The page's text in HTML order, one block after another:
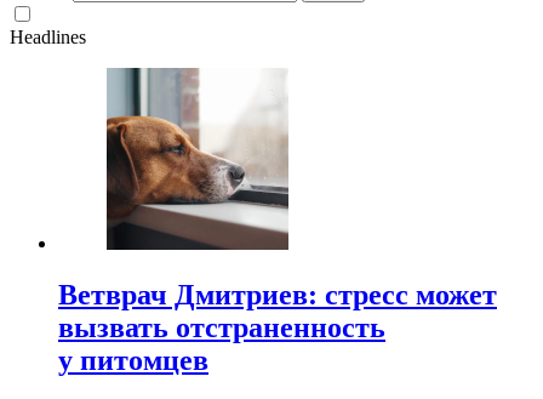
Headlines
Ветврач Дмитриев: стресс может
вызвать отстраненность
у питомцев